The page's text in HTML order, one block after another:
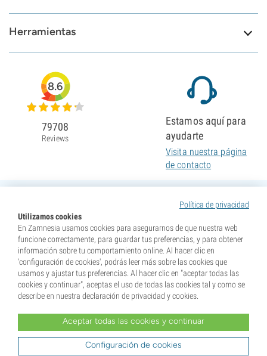
Herramientas
Política de privacidad
Utilizamos cookies
En Zamnesia usamos cookies para asegurarnos de que nuestra web
funcione correctamente, para guardar tus preferencias, y para obtener
información sobre tu comportamiento online. Al hacer clic en
'configuración de cookies', podrás leer más sobre las cookies que
usamos y ajustar tus preferencias. Al hacer clic en "aceptar todas las
cookies y continuar", aceptas el uso de todas las cookies tal y como se
describe en nuestra declaración de privacidad y cookies.
Aceptar todas las cookies y continuar
Configuración de cookies
8.6
79708
Reviews
Estamos aquí para
ayudarte
Visita nuestra página
de contacto
* Nuestras semillas se venden como suvenires. La germinación de semillas es ilegal en muchos
tu lugar de residencia y que conoces las normativas locales. También eximes de toda responsabilidad a
Zamnesia si actúas al margen de ellas.